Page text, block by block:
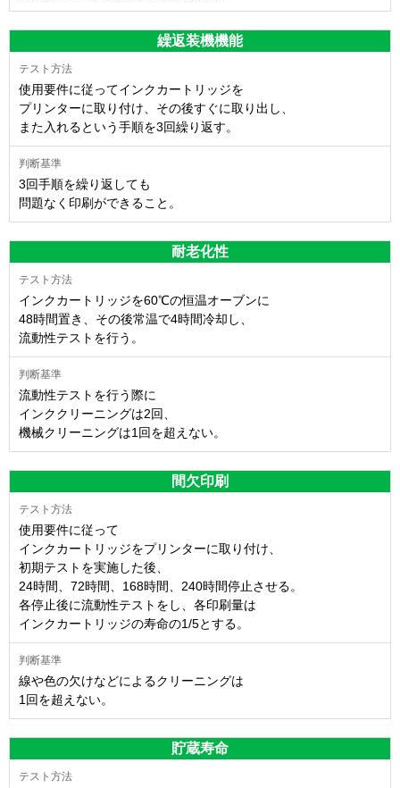
繰返装機機能
使用要件に従ってインクカートリッジを
プリンターに取り付け、その後すぐに取り出し、
また入れるという手順を3回繰り返す。
3回手順を繰り返しても
問題なく印刷ができること。
耐老化性
インクカートリッジを60℃の恒温オーブンに
48時間置き、その後常温で4時間冷却し、
流動性テストを行う。
流動性テストを行う際に
インククリーニングは2回、
機械クリーニングは1回を超えない。
間欠印刷
使用要件に従って
インクカートリッジをプリンターに取り付け、
初期テストを実施した後、
24時間、72時間、168時間、240時間停止させる。
各停止後に流動性テストをし、各印刷量は
インクカートリッジの寿命の1/5とする。
線や色の欠けなどによるクリーニングは
1回を超えない。
貯蔵寿命